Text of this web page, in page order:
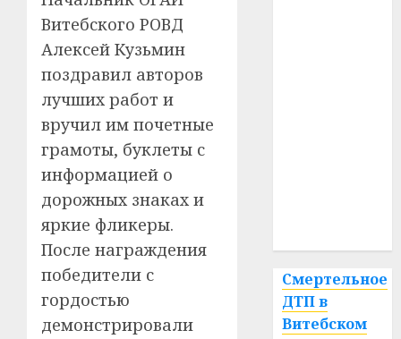
Витебского РОВД
Алексей Кузьмин
поздравил авторов
лучших работ и
вручил им почетные
грамоты, буклеты с
информацией о
дорожных знаках и
яркие фликеры.
После награждения
победители с
гордостью
демонстрировали
Смертельное
ДТП в
Витебском